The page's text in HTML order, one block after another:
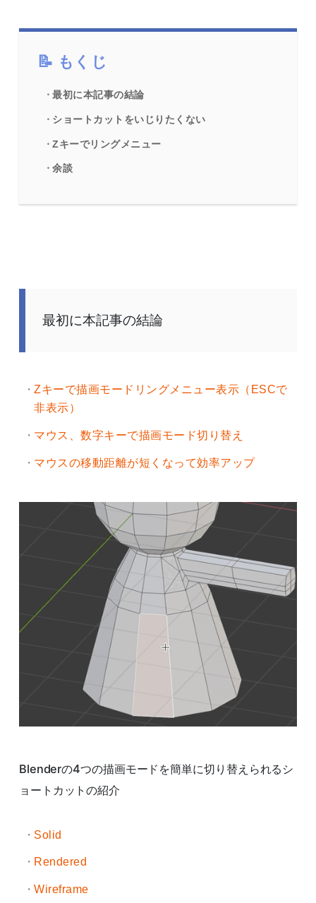
もくじ
最初に本記事の結論
ショートカットをいじりたくない
Zキーでリングメニュー
余談
最初に本記事の結論
Zキーで描画モードリングメニュー表示（ESCで
非表示）
マウス、数字キーで描画モード切り替え
マウスの移動距離が短くなって効率アップ
Blenderの4つの描画モードを簡単に切り替えられるシ
ョートカットの紹介
Solid
Rendered
Wireframe